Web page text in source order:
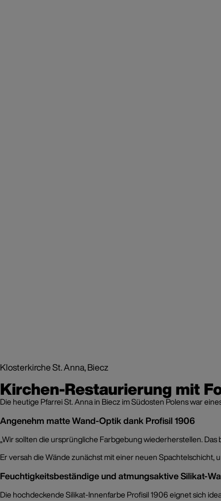
Klosterkirche St. Anna, Biecz
Kirchen-Restaurierung mit
Die heutige Pfarrei St. Anna in Biecz im Südosten Polens war
Angenehm matte Wand-Optik dank Profisil 1906
„Wir sollten die ursprüngliche Farbgebung wiederherstellen.
Er versah die Wände zunächst mit einer neuen
Feuchtigkeitsbeständige und atmungsaktive Silikat-
Die hochdeckende Silikat-Innenfarbe Profisil 1906 eignet sich